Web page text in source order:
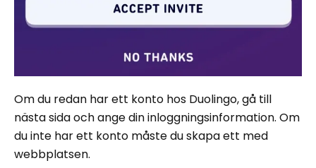
Om du redan har ett konto hos Duolingo, gå till
nästa sida och ange din inloggningsinformation. Om
du inte har ett konto måste du skapa ett med
webbplatsen.